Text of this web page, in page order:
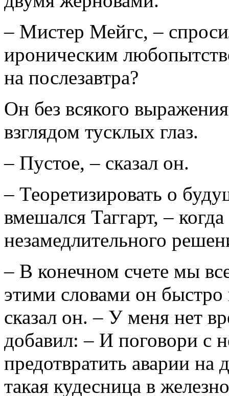
– Мистер Мейгс, –
ироническим
на послезавтра?
Он без всякого
взглядом тусклых глаз.
– Пустое, – сказал он.
– Теоретизировать о
вмешался Таггарт, –
незамедлительного
– В конечном счете мы
этими словами он
сказал он. – У меня нет
добавил: – И поговори с
предотвратить аварии
такая кудесница в